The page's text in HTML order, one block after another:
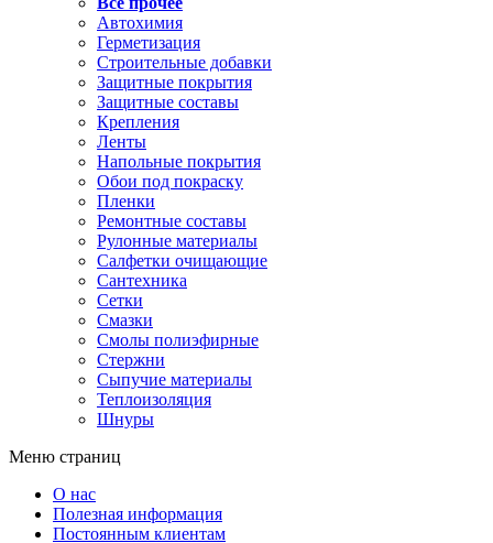
Автохимия
Герметизация
Строительные добавки
Защитные покрытия
Защитные составы
Крепления
Ленты
Напольные покрытия
Обои под покраску
Пленки
Ремонтные составы
Рулонные материалы
Салфетки очищающие
Сантехника
Сетки
Смазки
Смолы полиэфирные
Стержни
Сыпучие материалы
Теплоизоляция
Шнуры
Меню страниц
О нас
Полезная информация
Постоянным клиентам